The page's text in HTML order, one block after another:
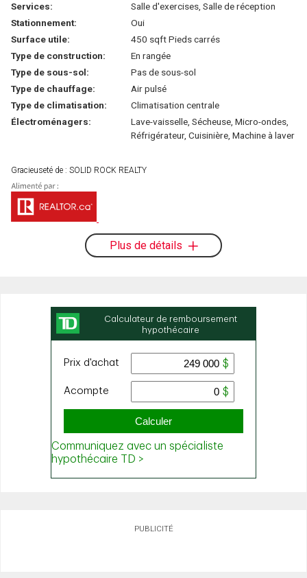
Services:
Salle d'exercises, Salle de réception
Stationnement:
Oui
Surface utile:
450 sqft Pieds carrés
Type de construction:
En rangée
Type de sous-sol:
Pas de sous-sol
Type de chauffage:
Air pulsé
Type de climatisation:
Climatisation centrale
Électroménagers:
Lave-vaisselle, Sécheuse, Micro-ondes,
Réfrigérateur, Cuisinière, Machine à laver
Gracieuseté de : SOLID ROCK REALTY
Plus de détails
PUBLICITÉ